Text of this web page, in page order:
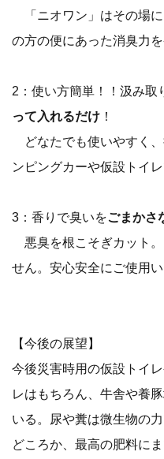
「ニオワン」はその場
の方の便にあった消臭力を
2：使い方簡単！！汲み取
って入れるだけ ！
どなたでも使いやすく
ンピングカーや仮設トイ
3：香りで臭いをごまかさ
悪臭を根こそぎカット
せん。安心安全にご使用
【今後の展望】
今後災害時用の仮設トイ
レはもちろん、牛舎や養
いる。尿や糞は微生物の
どころか、最高の肥料に